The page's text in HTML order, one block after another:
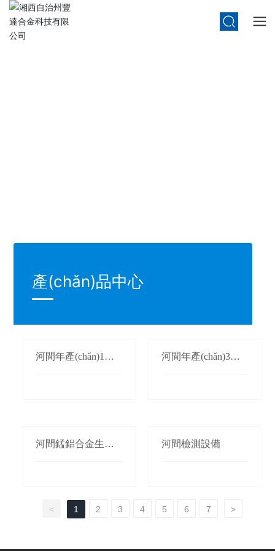
產(chǎn)品中心
河間年產(chǎn)1萬
河間年產(chǎn)3萬
河間錳鋁合金生產(c
河間檢測設備
< 1 2 3 4 5 6 7 >